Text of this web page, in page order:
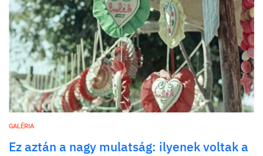
GALÉRIA
Ez aztán a nagy mulatság: ilyenek voltak a